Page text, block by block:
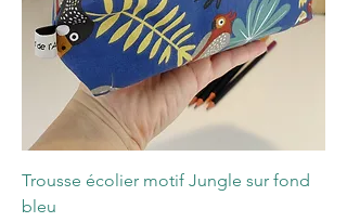
Trousse écolier motif Jungle sur fond
bleu